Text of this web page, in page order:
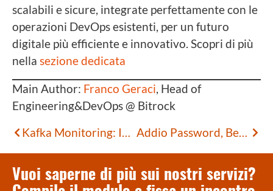
scalabili e sicure, integrate perfettamente con le
operazioni DevOps esistenti, per un futuro
digitale più efficiente e innovativo. Scopri di più
nella sezione dedicata
Main Author: Franco Geraci, Head of
Engineering&DevOps @ Bitrock
Kafka Monitoring: Integrità e Prestazioni dei Dati in Tempo Reale – Parte 2
Addio Password, Benvenute Passkey – Insight dal DevFest Vicenza
Vuoi saperne di più sui nostri servizi?